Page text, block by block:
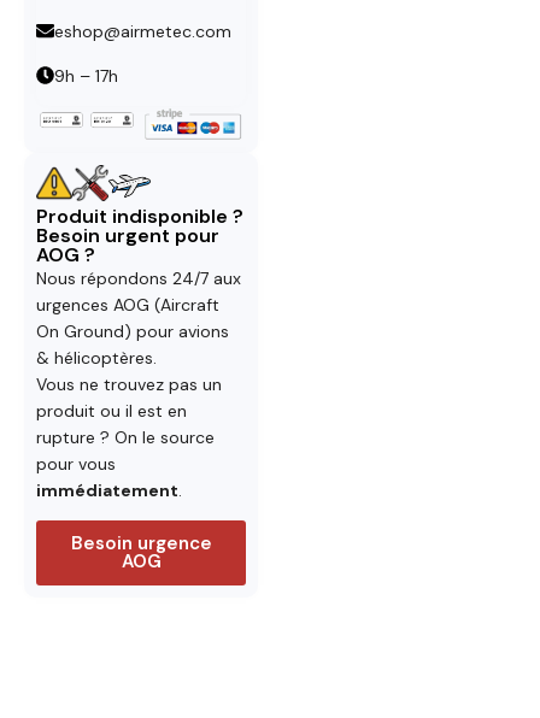
eshop@airmetec.com
9h – 17h
Produit indisponible ?
Besoin urgent pour
AOG ?
Nous répondons 24/7 aux
urgences AOG (Aircraft
On Ground) pour avions
& hélicoptères.
Vous ne trouvez pas un
produit ou il est en
rupture ? On le source
pour vous
immédiatement.
Besoin urgence
AOG